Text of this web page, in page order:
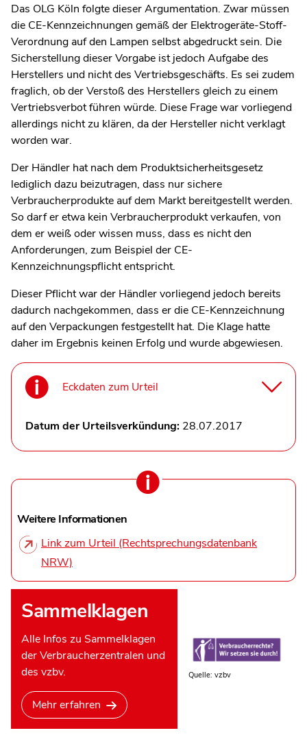
Das OLG Köln folgte dieser Argumentation. Zwar müssen
die CE-Kennzeichnungen gemäß der Elektrogeräte-Stoff-
Verordnung auf den Lampen selbst abgedruckt sein. Die
Sicherstellung dieser Vorgabe ist jedoch Aufgabe des
Herstellers und nicht des Vertriebsgeschäfts. Es sei zudem
fraglich, ob der Verstoß des Herstellers gleich zu einem
Vertriebsverbot führen würde. Diese Frage war vorliegend
allerdings nicht zu klären, da der Hersteller nicht verklagt
worden war.
Der Händler hat nach dem Produktsicherheitsgesetz
lediglich dazu beizutragen, dass nur sichere
Verbraucherprodukte auf dem Markt bereitgestellt werden.
So darf er etwa kein Verbraucherprodukt verkaufen, von
dem er weiß oder wissen muss, dass es nicht den
Anforderungen, zum Beispiel der CE-
Kennzeichnungspflicht entspricht.
Dieser Pflicht war der Händler vorliegend jedoch bereits
dadurch nachgekommen, dass er die CE-Kennzeichnung
auf den Verpackungen festgestellt hat. Die Klage hatte
daher im Ergebnis keinen Erfolg und wurde abgewiesen.
Eckdaten zum Urteil
Datum der Urteilsverkündung: 28.07.2017
Weitere Informationen
Link zum Urteil (Rechtsprechungsdatenbank
NRW)
Sammelklagen
Alle Infos zu Sammelklagen
der Verbraucherzentralen und
des vzbv.
Mehr erfahren
Quelle: vzbv